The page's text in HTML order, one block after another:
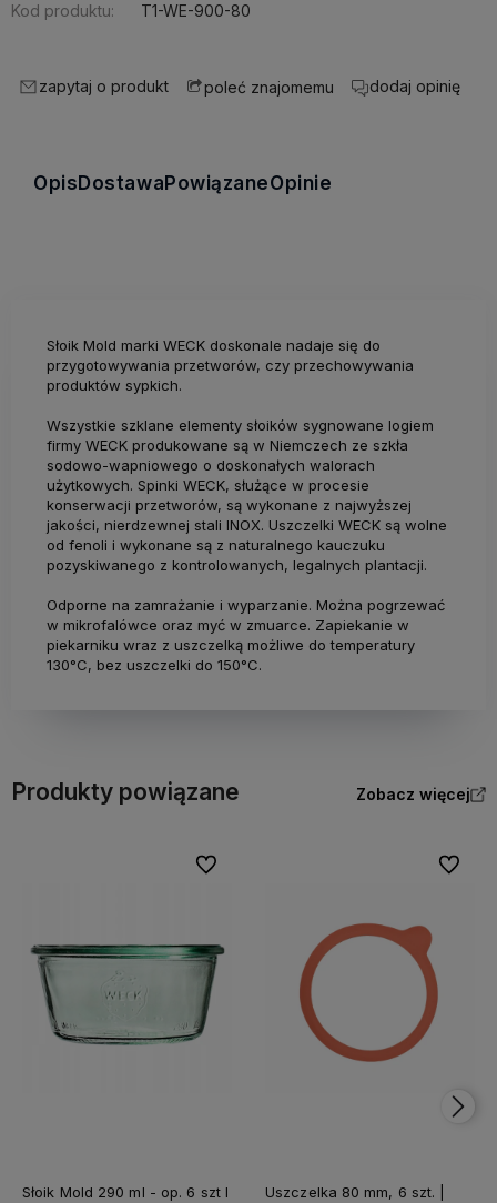
Kod produktu: T1-WE-900-80
zapytaj o produkt poleć znajomemu dodaj opinię
Opis Dostawa PowiązaneOpinie
Słoik Mold marki WECK doskonale nadaje się do
przygotowywania przetworów, czy przechowywania
produktów sypkich.
Wszystkie szklane elementy słoików sygnowane logiem
firmy WECK produkowane są w Niemczech ze szkła
sodowo-wapniowego o doskonałych walorach
użytkowych. Spinki WECK, służące w procesie
konserwacji przetworów, są wykonane z najwyższej
jakości, nierdzewnej stali INOX. Uszczelki WECK są wolne
od fenoli i wykonane są z naturalnego kauczuku
pozyskiwanego z kontrolowanych, legalnych plantacji.
Odporne na zamrażanie i wyparzanie. Można pogrzewać
w mikrofalówce oraz myć w zmuarce. Zapiekanie w
piekarniku wraz z uszczelką możliwe do temperatury
130°C, bez uszczelki do 150°C.
Produkty powiązane Zobacz więcej
Słoik Mold 290 ml - op. 6 szt I
Do ulubionych
Uszczelka 80 mm, 6 szt. |
Do